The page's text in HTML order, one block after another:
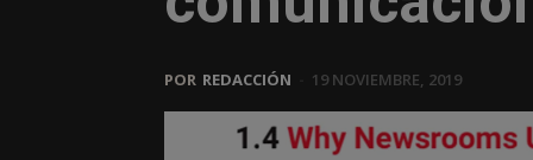
POR REDACCIÓN 19 NOVIEMBRE, 2019